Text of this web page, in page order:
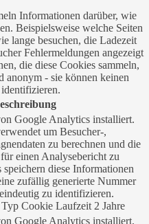
Informationen darüber, wie
Beispielsweise welche Seiten
lange besuchen, die Ladezeit
Fehlermeldungen angezeigt
die diese Cookies sammeln,
anonym - sie können keinen
Google Analytics installiert.
um Besucher-,
zu berechnen und die
einen Analysebericht zu
diese Informationen
zufällig generierte Nummer
zu identifizieren.
Typ Cookie Laufzeit 2 Jahre
Google Analytics installiert.